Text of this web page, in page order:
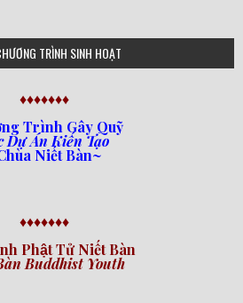
TRÌNH SINH HOẠT
♦♦♦♦♦♦♦
Trình Gây Quỹ
Dự Án Kiến Tạo
Niết Bàn~
♦♦♦♦♦♦♦
Phật Tử Niết Bàn
Buddhist Youth